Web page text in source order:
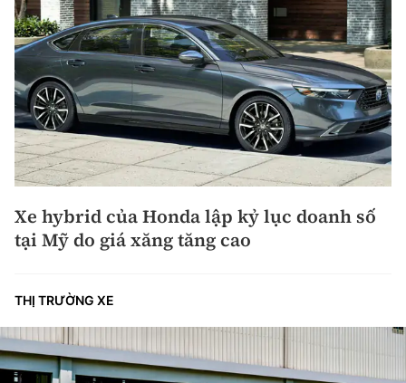
Xe hybrid của Honda lập kỷ lục doanh số
tại Mỹ do giá xăng tăng cao
THỊ TRƯỜNG XE